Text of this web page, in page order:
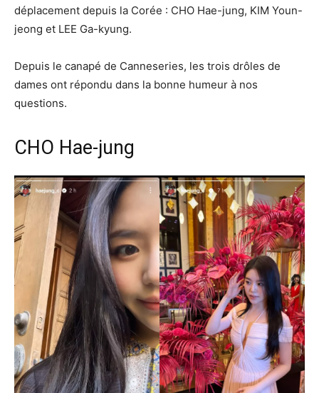
déplacement depuis la Corée : CHO Hae-jung, KIM Youn-
jeong et LEE Ga-kyung.
Depuis le canapé de Canneseries, les trois drôles de
dames ont répondu dans la bonne humeur à nos
questions.
CHO Hae-jung